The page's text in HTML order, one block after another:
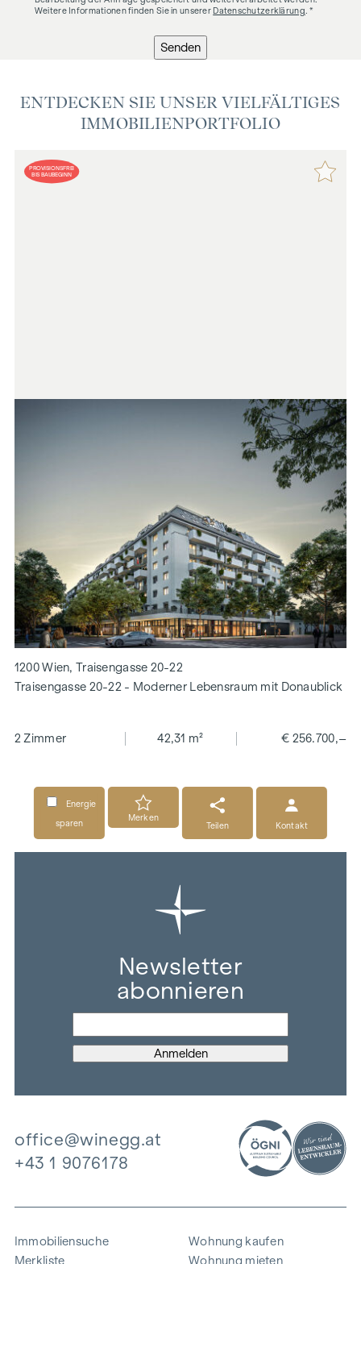
Weitere Informationen finden Sie in unserer Datenschutzerklärung . *
Senden
ENTDECKEN SIE UNSER VIELFÄLTIGES
IMMOBILIENPORTFOLIO
PROVISIONSFREI
BIS BAUBEGINN
1200 Wien, Traisengasse 20-22
Traisengasse 20-22 - Moderner Lebensraum mit Donaublick
2 Zimmer 42,31 m² € 256.700,–
Energie
sparen
Merken
Teilen
Kontakt
Newsletter
abonnieren
office@winegg.at
+43 1 9076178
Immobiliensuche
Merkliste
Wohnung kaufen
Wohnung mieten